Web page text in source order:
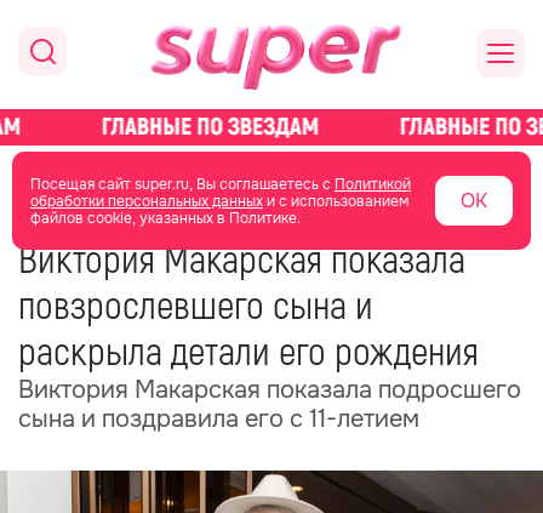
Посещая сайт super.ru, Вы соглашаетесь с Политикой
обработки персональных данныхи с использованием
файлов cookie, указанных в Политике.
ОК
главная новости о звездах новости
04 июня 12:26
Виктория Макарская показала
повзрослевшего сына и
раскрыла детали его рождения
Виктория Макарская показала подросшего
сына и поздравила его с 11-летием